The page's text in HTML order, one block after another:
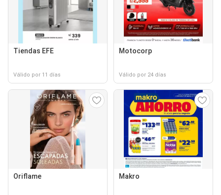
Tiendas EFE
Válido por 11 días
Motocorp
Válido por 24 días
Oriflame Makro